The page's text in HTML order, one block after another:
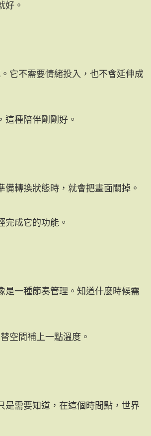
好。
它不需要情緒投入，也不會延伸成
這種陪伴剛剛好。
轉換狀態時，就會把畫面關掉。
完成它的功能。
是一種節奏管理。知道什麼時候需
空間補上一點溫度。
是需要知道，在這個時間點，世界